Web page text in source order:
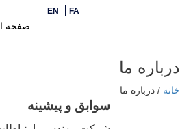
FA
EN
صفحه
درباره ما
خانه / درباره ما
سوابق و پیشینه